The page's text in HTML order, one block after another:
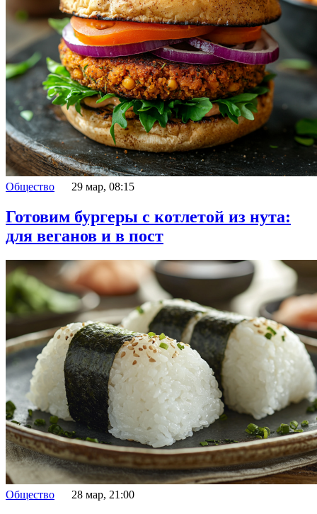
Общество 29 мар, 08:15
Готовим бургеры с котлетой из нута:
для веганов и в пост
Общество 28 мар, 21:00